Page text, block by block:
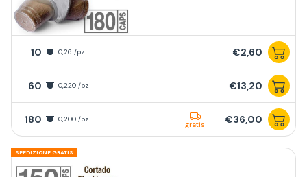
10 0,26 /pz €2,60
60 0,220 /pz €13,20
180 0,200 /pz
gratis €36,00
SPEDIZIONE GRATIS